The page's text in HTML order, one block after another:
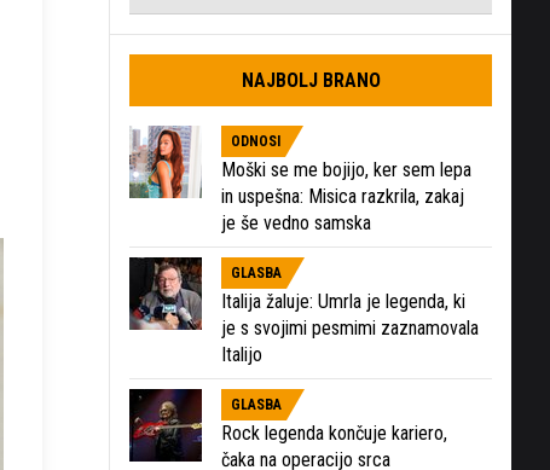
NAJBOLJ BRANO
ODNOSI
Moški se me bojijo, ker sem lepa
in uspešna: Misica razkrila, zakaj
je še vedno samska
GLASBA
Italija žaluje: Umrla je legenda, ki
je s svojimi pesmimi zaznamovala
Italijo
GLASBA
Rock legenda končuje kariero,
čaka na operacijo srca